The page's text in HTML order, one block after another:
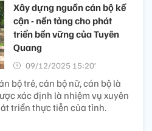
Xây dựng nguồn cán bộ kế
cận - nền tảng cho phát
triển bền vững của Tuyên
Quang
09/12/2025 15:20’
bộ trẻ, cán bộ nữ, cán bộ là
xác định là nhiệm vụ xuyên
triển thực tiễn của tỉnh.